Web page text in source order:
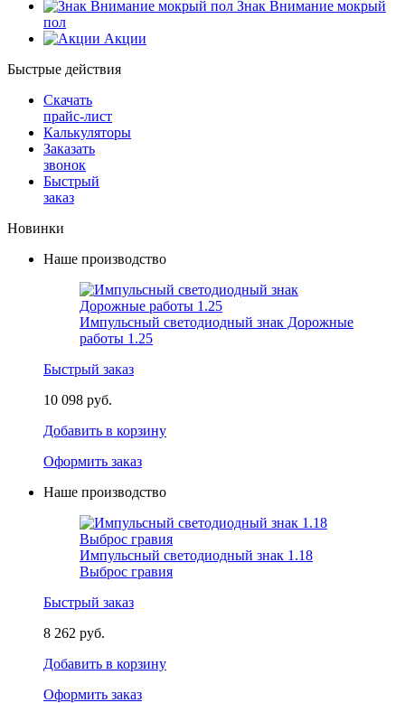
Знак Внимание мокрый
пол
Акции
Быстрые действия
Скачать
прайс-лист
Калькуляторы
Заказать
звонок
Быстрый
заказ
Новинки
Наше производство
Импульсный светодиодный знак Дорожные
работы 1.25
Быстрый заказ
10 098 руб.
Добавить в корзину
Оформить заказ
Наше производство
Импульсный светодиодный знак 1.18
Выброс гравия
Быстрый заказ
8 262 руб.
Добавить в корзину
Оформить заказ